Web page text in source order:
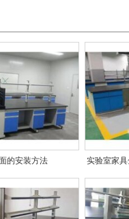
的安装方法 实验室家